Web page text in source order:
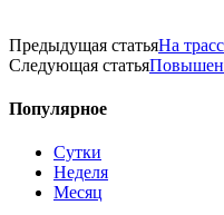
Предыдущая статьяНа
Следующая статья
Популярное
Сутки
Неделя
Месяц